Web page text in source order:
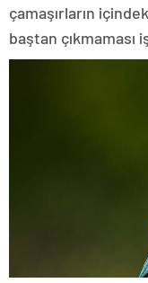
çamaşırların
baştan çıkmaması